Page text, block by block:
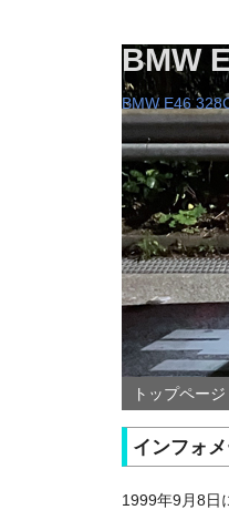
BMW
BMW E46
トップページ
インフォ
1999年9月8日